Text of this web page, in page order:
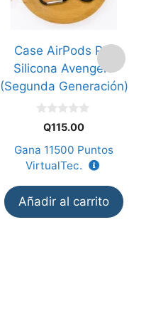
Case AirPods Pro
Silicona Avengers
(Segunda Generación)
5
Q115.00
Gana 11500 Puntos
VirtualTec.
Añadir al carrito